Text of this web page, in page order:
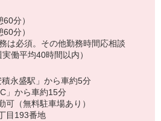
分）
分）
は必須。その他勤務時間応相談
働平均40時間以内）
積永盛駅」から車約5分
」から車約15分
（無料駐車場あり）
目193番地